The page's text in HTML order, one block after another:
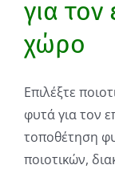
για τον
χώρο
Επιλέξτε
φυτά για τον
τοποθέτηση
ποιοτικών,